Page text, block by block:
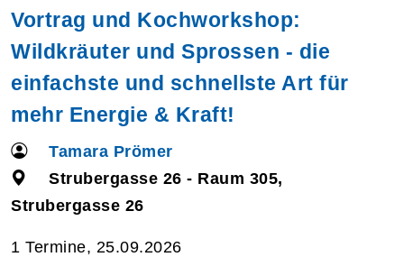
Vortrag und Kochworkshop:
Wildkräuter und Sprossen - die
einfachste und schnellste Art für
mehr Energie & Kraft!
Tamara Prömer
Strubergasse 26 - Raum 305,
Strubergasse 26
1 Termine, 25.09.2026